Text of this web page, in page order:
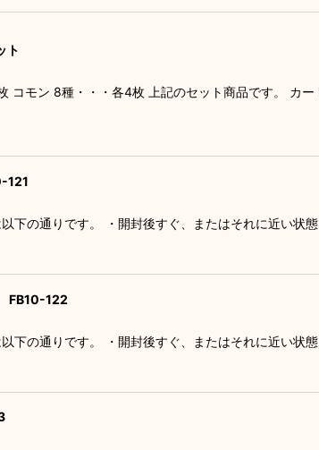
ト
モン 8種・・・各4枚 上記のセット商品です。 カ
121
の通りです。 ・開封後すぐ、またはそれに近い状
FB10-122
の通りです。 ・開封後すぐ、またはそれに近い状